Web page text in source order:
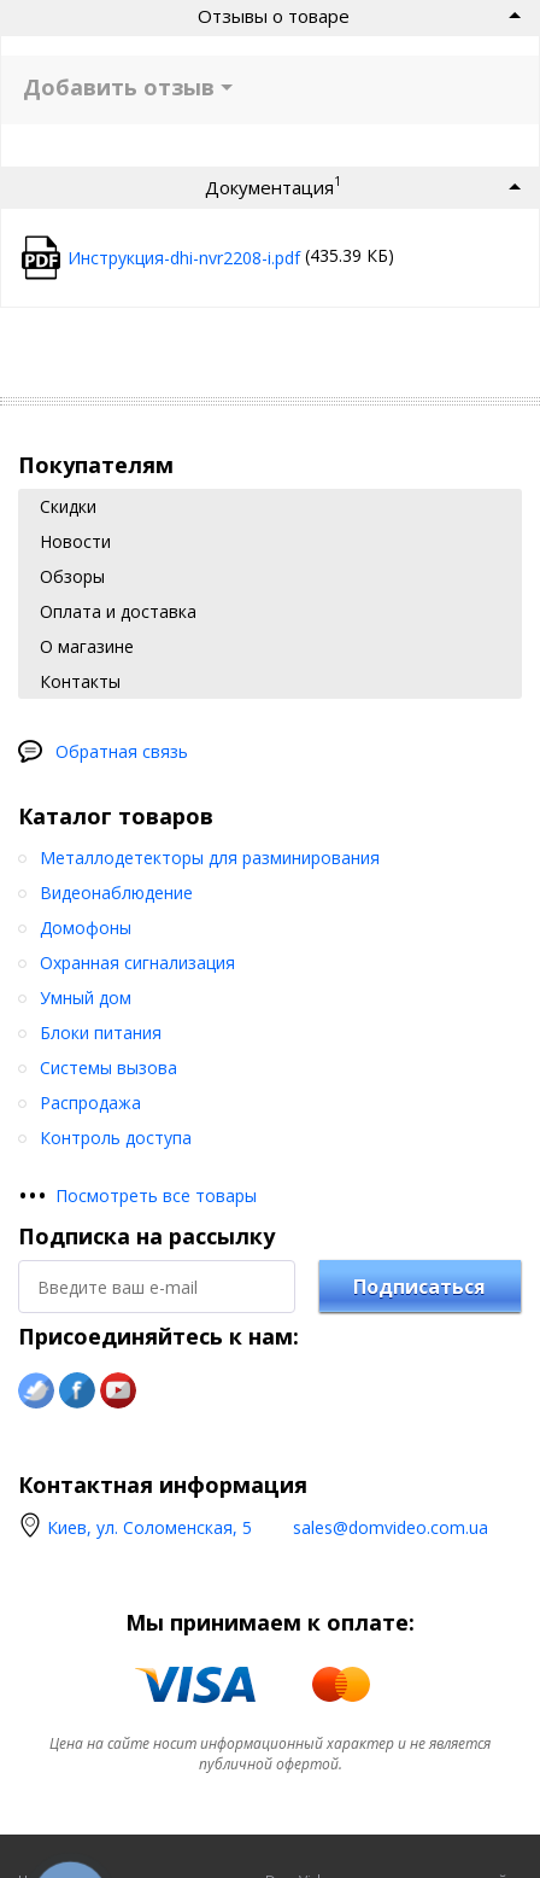
Отзывы о товаре
Добавить отзыв
Документация1
Инструкция-dhi-nvr2208-i.pdf(435.39 КБ)
Покупателям
Скидки
Новости
Обзоры
Оплата и доставка
О магазине
Контакты
Обратная связь
Каталог товаров
Металлодетекторы для разминирования
Видеонаблюдение
Домофоны
Охранная сигнализация
Умный дом
Блоки питания
Системы вызова
Распродажа
Контроль доступа
••• Посмотреть все товары
Подписка на рассылку
Подписаться
Присоединяйтесь к нам:
Контактная информация
Киев, ул. Соломенская, 5 sales@domvideo.com.ua
Мы принимаем к оплате:
Цена на сайте носит информационный характер и не является
публичной офертой.